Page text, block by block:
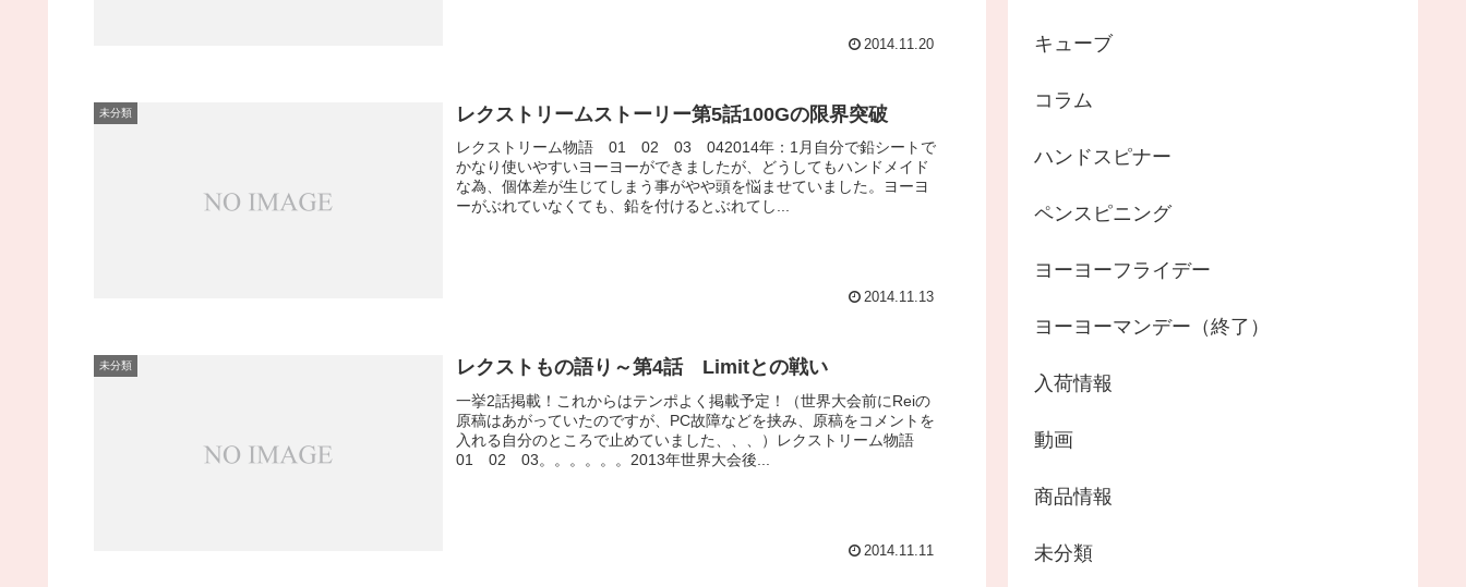
2014.11.20
未分類 レクストリームストーリー第5話100Gの限界突破
レクストリーム物語 01 02 03 042014年：1月自分で鉛シートで
かなり使いやすいヨーヨーができましたが、どうしてもハンドメイド
な為、個体差が生じてしまう事がやや頭を悩ませていました。ヨーヨ
ーがぶれていなくても、鉛を付けるとぶれてし...
2014.11.13
未分類 レクストもの語り～第4話 Limitとの戦い
一挙2話掲載！これからはテンポよく掲載予定！（世界大会前にReiの
原稿はあがっていたのですが、PC故障などを挟み、原稿をコメントを
入れる自分のところで止めていました、、、）レクストリーム物語
01 02 03。。。。。。2013年世界大会後...
2014.11.11
キューブ
コラム
ハンドスピナー
ペンスピニング
ヨーヨーフライデー
ヨーヨーマンデー（終了）
入荷情報
動画
商品情報
未分類